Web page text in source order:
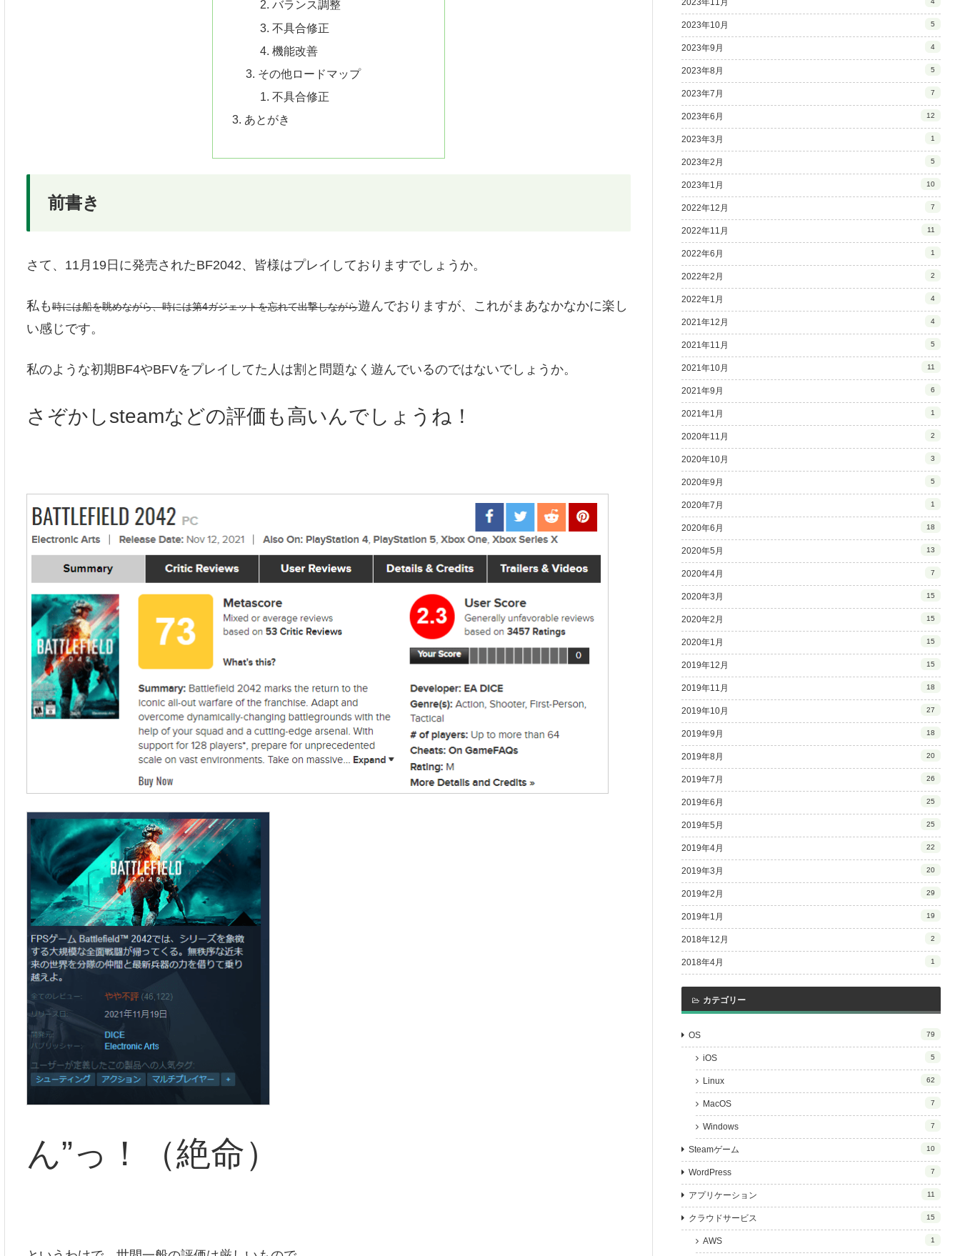
バランス調整
不具合修正
機能改善
その他ロードマップ
不具合修正
あとがき
前書き
さて、11月19日に発売されたBF2042、皆様はプレイしておりますでしょうか。
私も時には船を眺めながら、時には第4ガジェットを忘れて出撃しながら遊んでおりますが、これがまあなかなかに楽し
い感じです。
私のような初期BF4やBFVをプレイしてた人は割と問題なく遊んでいるのではないでしょうか。
さぞかしsteamなどの評価も高いんでしょうね！
ん”っ！（絶命）
2023年11月
2023年10月 5
2023年9月 4
2023年8月 5
2023年7月 7
2023年6月 12
2023年3月 1
2023年2月 5
2023年1月 10
2022年12月 7
2022年11月 11
2022年6月 1
2022年2月 2
2022年1月 4
2021年12月 4
2021年11月 5
2021年10月 11
2021年9月 6
2021年1月 1
2020年11月 2
2020年10月 3
2020年9月 5
2020年7月 1
2020年6月 18
2020年5月 13
2020年4月 7
2020年3月 15
2020年2月 15
2020年1月 15
2019年12月 15
2019年11月 18
2019年10月 27
2019年9月 18
2019年8月 20
2019年7月 26
2019年6月 25
2019年5月 25
2019年4月 22
2019年3月 20
2019年2月 29
2019年1月 19
2018年12月 2
2018年4月 1
カテゴリー
OS 79
iOS 5
Linux 62
MacOS 7
Windows 7
Steamゲーム 10
WordPress 7
アプリケーション 11
クラウドサービス 15
AWS 1